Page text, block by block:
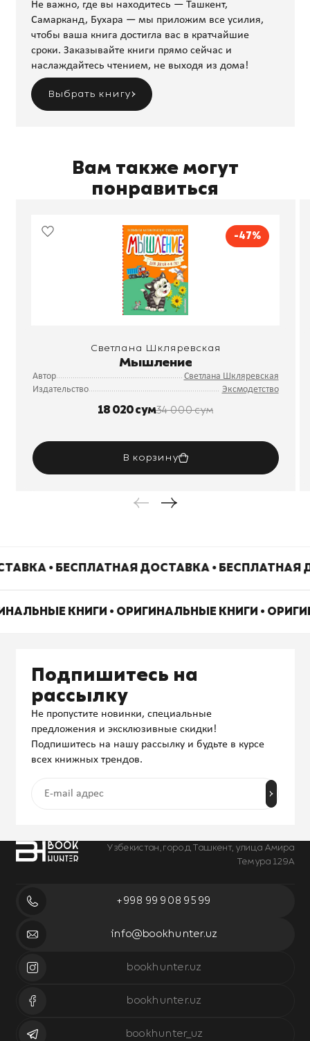
Не важно, где вы находитесь — Ташкент,
Самарканд, Бухара — мы приложим все усилия,
чтобы ваша книга достигла вас в кратчайшие
сроки. Заказывайте книги прямо сейчас и
наслаждайтесь чтением, не выходя из дома!
Выбрать книгу
Вам также могут
понравиться
-47%
Светлана Шкляревская
Мышление
Автор
Светлана Шкляревская
Издательство
Эксмодетство
18 020 сум34 000 сум
В корзину
• БЕСПЛАТНАЯ ДОСТАВКА •
КНИГИ • ОРИГИНАЛЬНЫЕ КНИГИ •
Узбекистан, город Ташкент, улица Амира
Темура 129А
+998 99 908 95 99
info@bookhunter.uz
bookhunter.uz
bookhunter.uz
bookhunter_uz
Подпишитесь на
рассылку
Не пропустите новинки, специальные
предложения и эксклюзивные скидки!
Подпишитесь на нашу рассылку и будьте в курсе
всех книжных трендов.